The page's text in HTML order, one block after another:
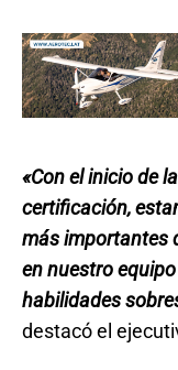
«Con el inicio de
certificación,
más importantes
en nuestro
habilidades
destacó el